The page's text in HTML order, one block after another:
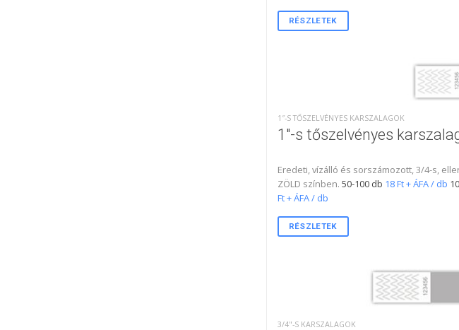
RÉSZLETEK
1″-S TŐSZELVÉNYES KARSZALAGOK
1″-s tőszelvényes
Eredeti, vízálló és sorszámozott, 3/4-s,
ZÖLD színben. 50-100 db 18 Ft + ÁFA / db
Ft + ÁFA / db
RÉSZLETEK
3/4"-S KARSZALAGOK